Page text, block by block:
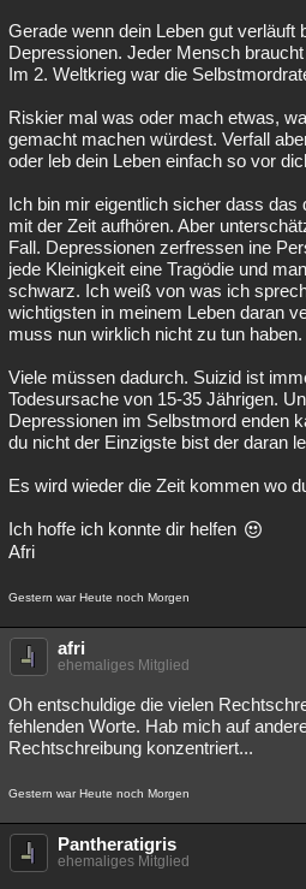
Gerade wenn dein Leben gut verläuft
Depressionen. Jeder Mensch
Im 2. Weltkrieg war die
Riskier mal was oder mach etwas,
gemacht machen würdest. Verfall
oder leb dein Leben einfach so vor
Ich bin mir eigentlich sicher dass das
mit der Zeit aufhören. Aber
Fall. Depressionen zerfressen ine
jede Kleinigkeit eine Tragödie und
schwarz. Ich weiß von was ich
wichtigsten in meinem Leben daran
muss nun wirklich nicht zu tun haben.
Viele müssen dadurch. Suizid ist
Todesursache von 15-35 Jährigen.
Depressionen im Selbstmord enden
du nicht der Einzigste bist der daran
Es wird wieder die Zeit kommen wo
Ich hoffe ich konnte dir helfen
Afri
Gestern war Heute noch Morgen
afri
ehemaliges Mitglied
Oh entschuldige die vielen
fehlenden Worte. Hab mich auf
Rechtschreibung konzentriert...
Gestern war Heute noch Morgen
Pantheratigris
ehemaliges Mitglied